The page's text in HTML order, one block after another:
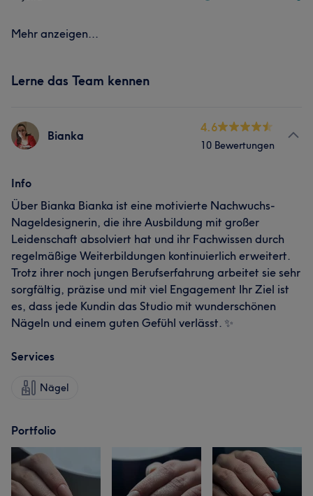
Mehr anzeigen...
Lerne das Team kennen
Bianka
4.6
10 Bewertungen
Info
Über Bianka Bianka ist eine motivierte Nachwuchs-
Nageldesignerin, die ihre Ausbildung mit großer
Leidenschaft absolviert hat und ihr Fachwissen durch
regelmäßige Weiterbildungen kontinuierlich erweitert.
Trotz ihrer noch jungen Berufserfahrung arbeitet sie sehr
sorgfältig, präzise und mit viel Engagement Ihr Ziel ist
es, dass jede Kundin das Studio mit wunderschönen
Nägeln und einem guten Gefühl verlässt. ✨
Services
Nägel
Portfolio